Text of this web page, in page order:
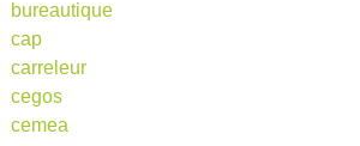
bureautique
cap
carreleur
cegos
cemea